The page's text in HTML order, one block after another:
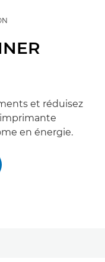
et réduisez
en énergie.